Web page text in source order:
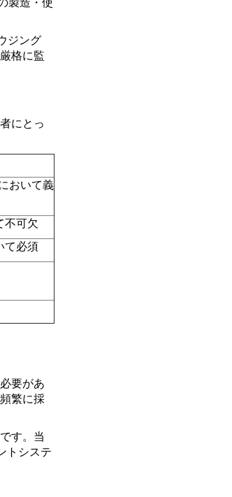
ジング
格に監
にとっ
おいて義
不可欠
て必須
要があ
繁に採
す。当
トシステ